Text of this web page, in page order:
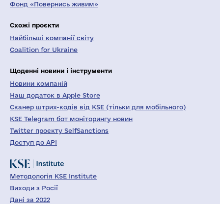
Фонд «Повернись живим»
Схожі проєкти
Найбільші компанії світу
Coalition for Ukraine
Щоденні новини і інструменти
Новини компаній
Наш додаток в Apple Store
Сканер штрих-кодів від KSE (тільки для мобільного)
KSE Telegram бот моніторингу новин
Twitter проєкту SelfSanctions
Доступ до API
Методологія KSE Institute
Виходи з Росії
Дані за 2022